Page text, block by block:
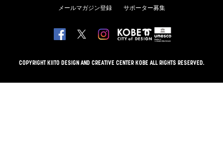
メールマガジン登録 サポーター募集
COPYRIGHT KIITO DESIGN AND CREATIVE CENTER KOBE ALL RIGHTS RESERVED.